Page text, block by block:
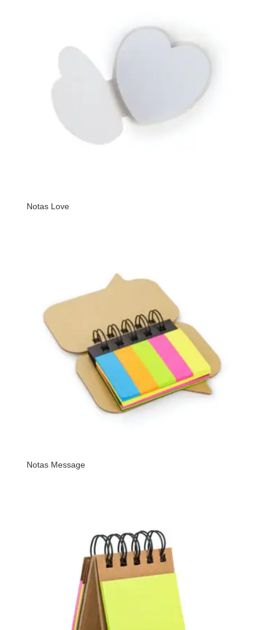
Notas Love
Notas Message